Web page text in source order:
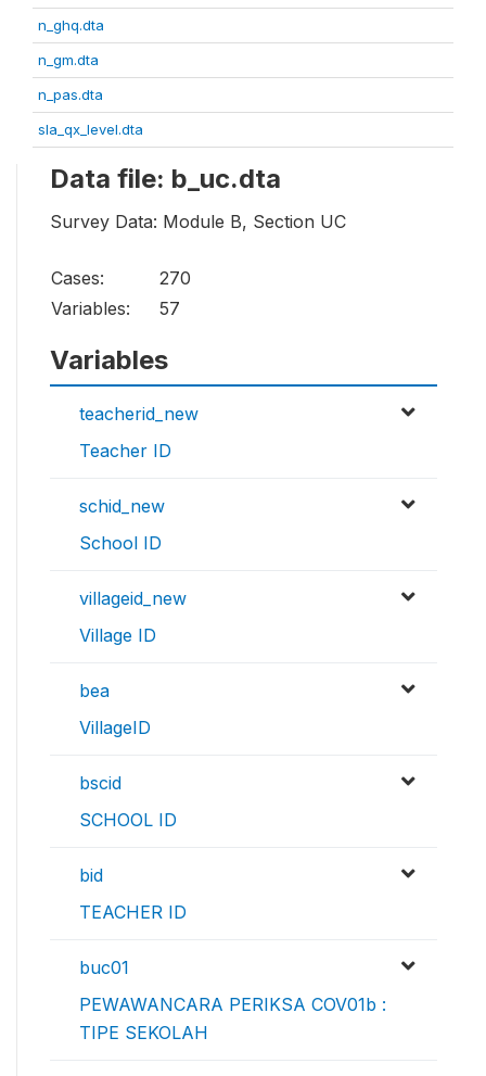
n_ghq.dta
n_gm.dta
n_pas.dta
sla_qx_level.dta
Data file: b_uc.dta
Survey Data: Module B, Section UC
Cases:
270
Variables:
57
Variables
teacherid_new
Teacher ID
schid_new
School ID
villageid_new
Village ID
bea
VillageID
bscid
SCHOOL ID
bid
TEACHER ID
buc01
PEWAWANCARA PERIKSA COV01b :
TIPE SEKOLAH